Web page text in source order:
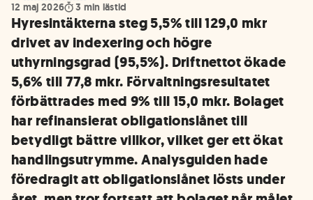
12 maj 2026
3 min lästid
Hyresintäkterna steg 5,5% till 129,0 mkr
drivet av indexering och högre
uthyrningsgrad (95,5%). Driftnettot ökade
5,6% till 77,8 mkr. Förvaltningsresultatet
förbättrades med 9% till 15,0 mkr. Bolaget
har refinansierat obligationslånet till
betydligt bättre villkor, vilket ger ett ökat
handlingsutrymme. Analysguiden hade
föredragit att obligationslånet lösts under